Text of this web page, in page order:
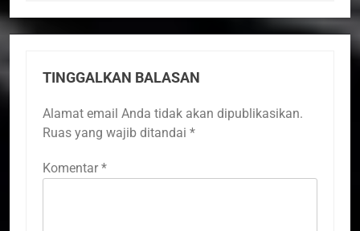
TINGGALKAN BALASAN
Alamat email Anda tidak akan dipublikasikan.
Ruas yang wajib ditandai *
Komentar *